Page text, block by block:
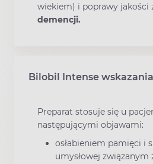
wiekiem) i poprawy jakości
demencji.
Bilobil Intense wskazania
Preparat stosuje się u
następującymi objawami:
osłabieniem pamięci i
umysłowej związanym